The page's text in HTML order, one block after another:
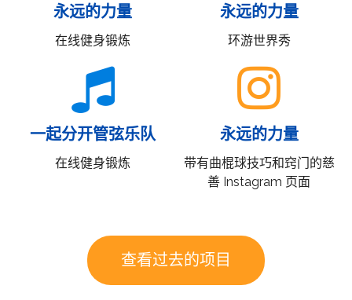
永远的力量
在线健身锻炼
永远的力量
环游世界秀
一起分开管弦乐队
在线健身锻炼
永远的力量
带有曲棍球技巧和窍门的慈
善 Instagram 页面
查看过去的项目